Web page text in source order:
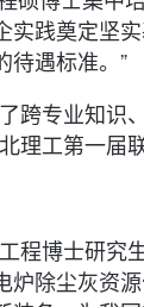
践奠定坚
待遇标准。”
专业知识
理工第一届
程博士研究
除尘灰资